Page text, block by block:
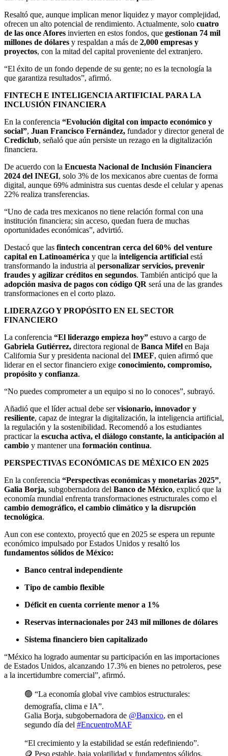
Resaltó que, aunque implican menor liquidez y mayor complejidad,
ofrecen un alto potencial de rendimiento. Actualmente, solo cuatro
de las once Afores invierten en estos fondos, que gestionan 74 mil
millones de dólares y respaldan a más de 2,000 empresas y
proyectos, con la mitad del capital proveniente del extranjero.
“El éxito de un fondo depende de su gente; no es la tecnología la
que garantiza resultados”, afirmó.
FINTECH E INTELIGENCIA ARTIFICIAL PARA LA
INCLUSIÓN FINANCIERA
En la conferencia “Evolución digital con impacto económico y
social”, Juan Francisco Fernández, fundador y director general de
Crediclub, señaló que aún persiste un rezago en la digitalización
financiera.
De acuerdo con la Encuesta Nacional de Inclusión Financiera
2024 del INEGI, solo 3% de los mexicanos abre cuentas de forma
digital, aunque 69% administra sus cuentas desde el celular y apenas
22% realiza transferencias.
“Uno de cada tres mexicanos no tiene relación formal con una
institución financiera; sin acceso, quedan fuera de muchas
oportunidades económicas”, advirtió.
Destacó que las fintech concentran cerca del 60% del venture
capital en Latinoamérica y que la inteligencia artificial está
transformando la industria al personalizar servicios, prevenir
fraudes y agilizar créditos en segundos. También anticipó que la
adopción masiva de pagos con código QR será una de las grandes
transformaciones en el corto plazo.
LIDERAZGO Y PROPÓSITO EN EL SECTOR
FINANCIERO
La conferencia “El liderazgo empieza hoy” estuvo a cargo de
Gabriela Gutiérrez, directora regional de Banca Mifel en Baja
California Sur y presidenta nacional del IMEF, quien afirmó que
liderar en el sector financiero exige conocimiento, compromiso,
propósito y confianza.
“No puedes comprometer a un equipo si no lo conoces”, subrayó.
Añadió que el líder actual debe servisionario, innovador y
resiliente, capaz de integrar la digitalización, la inteligencia artificial,
la regulación y la sostenibilidad. Recomendó a los estudiantes
practicar la escucha activa, el diálogo constante, la anticipación al
cambio y mantener una formación continua.
PERSPECTIVAS ECONÓMICAS DE MÉXICO EN 2025
En la conferencia “Perspectivas económicas y monetarias 2025”,
Galia Borja, subgobernadora del Banco de México, explicó que la
economía mundial enfrenta transformaciones estructurales como el
cambio demográfico, el cambio climático y la disrupción
tecnológica.
Aun con ese contexto, proyectó que en 2025 se espera un repunte
económico impulsado por Estados Unidos y resaltó los
fundamentos sólidos de México:
Banco central independiente
Tipo de cambio flexible
Déficit en cuenta corriente menor a 1%
Reservas internacionales por 243 mil millones de dólares
Sistema financiero bien capitalizado
“México ha logrado aumentar su participación en las importaciones
de Estados Unidos, alcanzando 17.3% en bienes no petroleros, pese
a la incertidumbre comercial”, afirmó.
🟢 “La economía global vive cambios estructurales:
demografía, clima e IA”.
Galia Borja, subgobernadora de @Banxico, en el
segundo día del #EncuentroMAF
“El crecimiento y la estabilidad se están redefiniendo”.
🪙 Peso estable, baja volatilidad y fundamentos sólidos.